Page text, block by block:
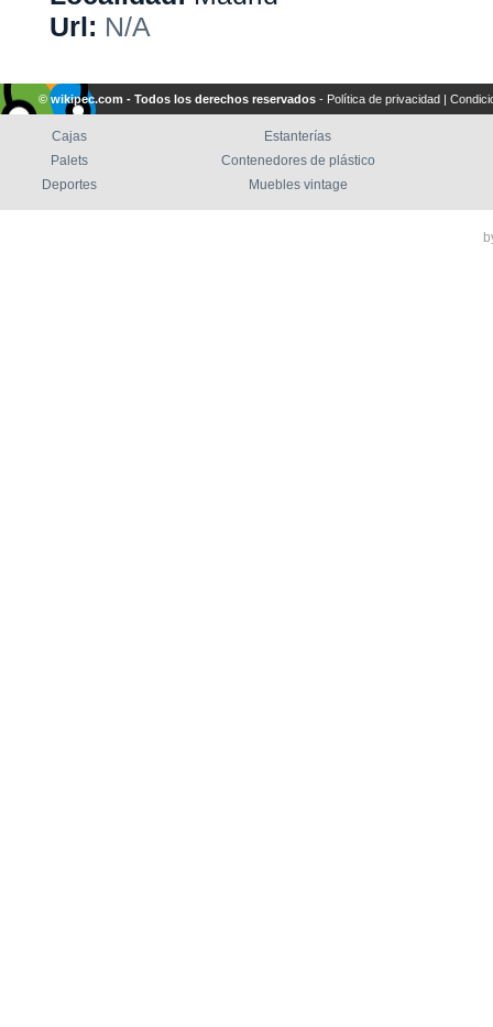
Url: N/A
© wikipec.com - Todos los derechos reservados - Política de privacidad |
Cajas
Estanterías
Palets
Contenedores de plástico
Deportes
Muebles vintage